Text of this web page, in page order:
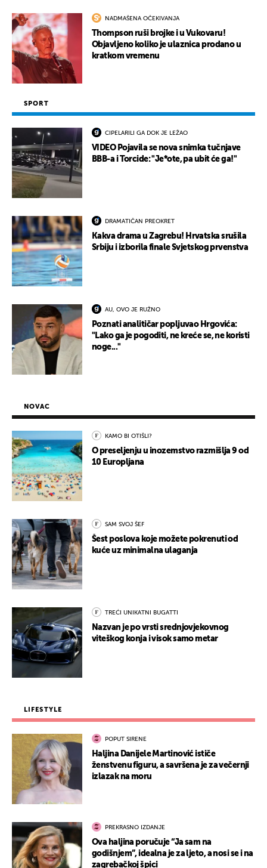
NADMAŠENA OČEKIVANJA
Thompson ruši brojke i u Vukovaru!
Objavljeno koliko je ulaznica prodano u
kratkom vremenu
SPORT
CIPELARILI GA DOK JE LEŽAO
VIDEO Pojavila se nova snimka tučnjave
BBB-a i Torcide: "Je*ote, pa ubit će ga!"
DRAMATIČAN PREOKRET
Kakva drama u Zagrebu! Hrvatska srušila
Srbiju i izborila finale Svjetskog prvenstva
AU, OVO JE RUŽNO
Poznati analitičar popljuvao Hrgovića:
"Lako ga je pogoditi, ne kreće se, ne koristi
noge..."
NOVAC
KAMO BI OTIŠLI?
O preseljenju u inozemstvo razmišlja 9 od
10 Europljana
SAM SVOJ ŠEF
Šest poslova koje možete pokrenuti od
kuće uz minimalna ulaganja
TREĆI UNIKATNI BUGATTI
Nazvan je po vrsti srednjovjekovnog
viteškog konja i visok samo metar
LIFESTYLE
POPUT SIRENE
Haljina Danijele Martinović ističe
ženstvenu figuru, a savršena je za večernji
izlazak na moru
PREKRASNO IZDANJE
Ova haljina poručuje “Ja sam na
godišnjem”, idealna je za ljeto, a nosi se i na
zagrebačkoj špici